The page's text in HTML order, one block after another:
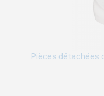
Pièces détachées